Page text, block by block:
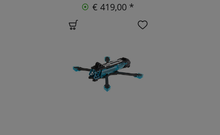
€ 419,00 *